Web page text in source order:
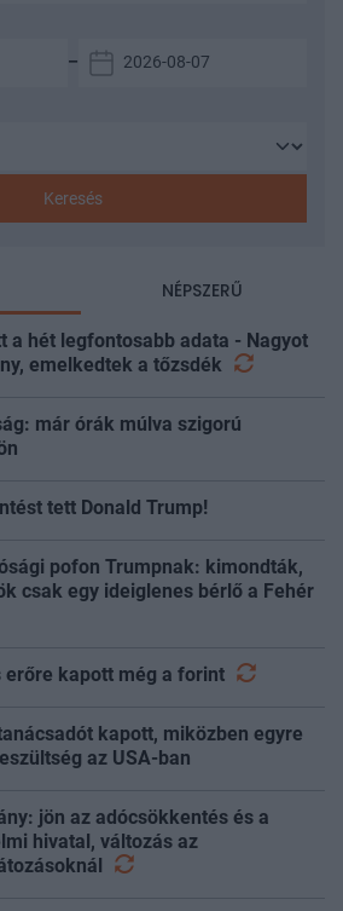
–
Keresés
NÉPSZERŰ
a hét legfontosabb adata - Nagyot
emelkedtek a tőzsdék
már órák múlva szigorú
tett Donald Trump!
pofon Trumpnak: kimondták,
csak egy ideiglenes bérlő a Fehér
erőre kapott még a forint
kapott, miközben egyre
az USA-ban
jön az adócsökkentés és a
hivatal, változás az